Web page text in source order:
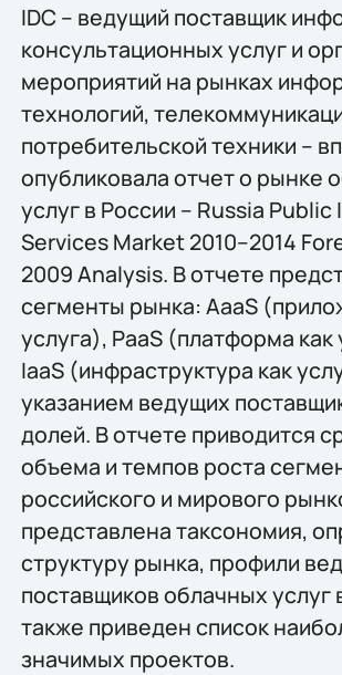
IDC – ведущий поставщик
консультационных услуг и
мероприятий на рынках
технологий,
потребительской техники –
опубликовала отчет о рынке
услуг в России – Russia Public
Services Market 2010–2014
2009 Analysis. В отчете
сегменты рынка: AaaS
услуга), PaaS (платформа как
IaaS (инфраструктура как
указанием ведущих
долей. В отчете приводится
объема и темпов роста
российского и мирового
представлена таксономия,
структуру рынка, профили
поставщиков облачных услуг
также приведен список
значимых проектов.